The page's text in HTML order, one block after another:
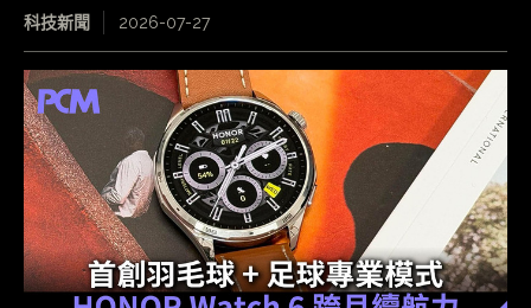
科技新聞 2026-07-27